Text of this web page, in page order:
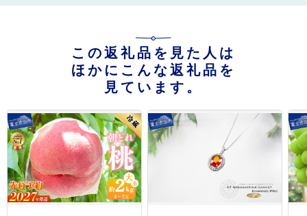
この返礼品を見た人は
ほかにこんな返礼品を
見ています。